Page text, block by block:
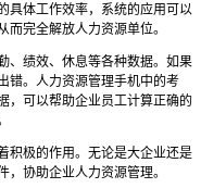
具体工作效率，系统的应用可以
完全解放人力资源单位。
、绩效、休息等各种数据。如果
错。人力资源管理手机中的考
，可以帮助企业员工计算正确的
积极的作用。无论是大企业还是
协助企业人力资源管理。